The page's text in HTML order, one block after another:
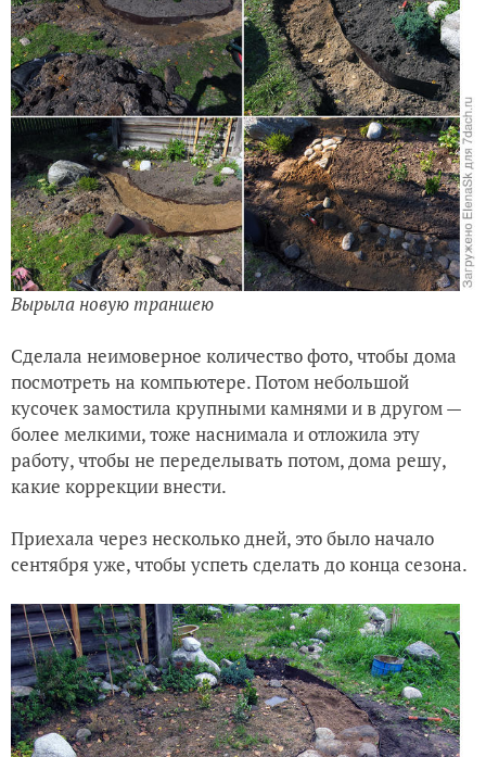
Вырыла новую траншею
Сделала неимоверное количество фото, чтобы дома
посмотреть на компьютере. Потом небольшой
кусочек замостила крупными камнями и в другом —
более мелкими, тоже наснимала и отложила эту
работу, чтобы не переделывать потом, дома решу,
какие коррекции внести.
Приехала через несколько дней, это было начало
сентября уже, чтобы успеть сделать до конца сезона.